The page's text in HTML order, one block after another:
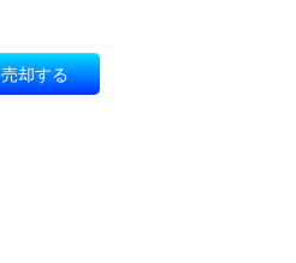
売却する